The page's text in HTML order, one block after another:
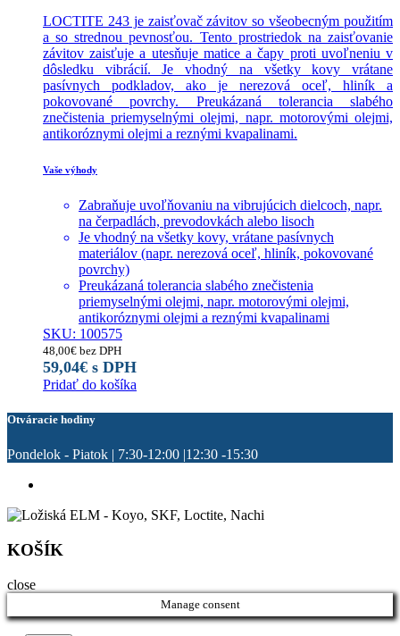
LOCTITE 243 je zaisťovač závitov so všeobecným použitím
a so strednou pevnosťou. Tento prostriedok na zaisťovanie
závitov zaisťuje a utesňuje matice a čapy proti uvoľneniu v
dôsledku vibrácií. Je vhodný na všetky kovy vrátane
pasívnych podkladov, ako je nerezová oceľ, hliník a
pokovované povrchy. Preukázaná tolerancia slabého
znečistenia priemyselnými olejmi, napr. motorovými olejmi,
antikoróznymi olejmi a reznými kvapalinami.
Vaše výhody
Zabraňuje uvoľňovaniu na vibrujúcich dielcoch, napr.
na čerpadlách, prevodovkách alebo lisoch
Je vhodný na všetky kovy, vrátane pasívnych
materiálov (napr. nerezová oceľ, hliník, pokovované
povrchy)
Preukázaná tolerancia slabého znečistenia
priemyselnými olejmi, napr. motorovými olejmi,
antikoróznymi olejmi a reznými kvapalinami
SKU: 100575
48,00€ bez DPH
59,04€ s DPH
Pridať do košíka
Otváracie hodiny
Pondelok - Piatok | 7:30-12:00 |12:30 -15:30
KOŠÍK
close
Manage consent